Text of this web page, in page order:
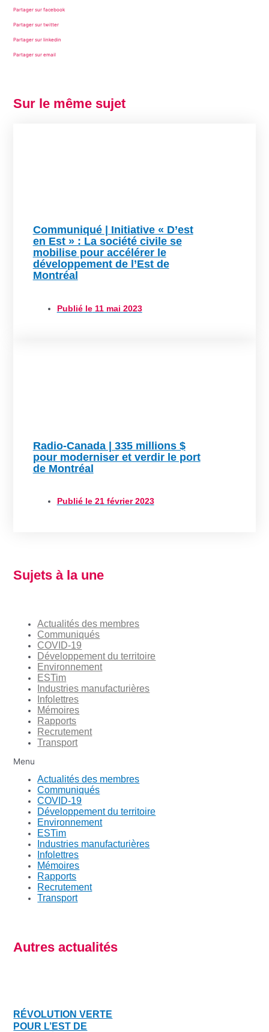
Partager sur facebook
Partager sur twitter
Partager sur linkedin
Partager sur email
Sur le même sujet
Communiqué | Initiative « D’est
en Est » : La société civile se
mobilise pour accélérer le
développement de l’Est de
Montréal
Publié le11 mai 2023
Radio-Canada | 335 millions $
pour moderniser et verdir le port
de Montréal
Publié le21 février 2023
Sujets à la une
Actualités des membres
Communiqués
COVID-19
Développement du territoire
Environnement
ESTim
Industries manufacturières
Infolettres
Mémoires
Rapports
Recrutement
Transport
Menu
Actualités des membres
Communiqués
COVID-19
Développement du territoire
Environnement
ESTim
Industries manufacturières
Infolettres
Mémoires
Rapports
Recrutement
Transport
Autres actualités
RÉVOLUTION VERTE
POUR L’EST DE